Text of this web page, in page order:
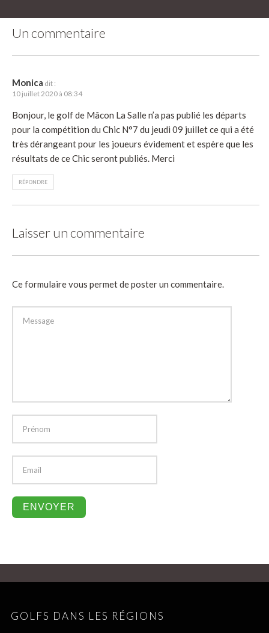
Un commentaire
Monica dit :
10 juillet 2020 à 08:34
Bonjour, le golf de Mâcon La Salle n’a pas publié les départs
pour la compétition du Chic N°7 du jeudi 09 juillet ce qui a été
très dérangeant pour les joueurs évidement et espère que les
résultats de ce Chic seront publiés. Merci
RÉPONDRE
Laisser un commentaire
Ce formulaire vous permet de poster un commentaire.
GOLFS DANS LES RÉGIONS